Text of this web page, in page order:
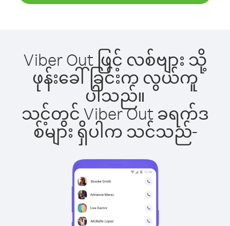
Viber Out ဖြင့် လစ်ဗျား သို့
ဖုန်းခေါ်ခြင်းက လွယ်ကူ
ပါသည်။
သင့်တွင် Viber Out ခရက်ဒ
စ်များ ရှိပါက သင်သည်-